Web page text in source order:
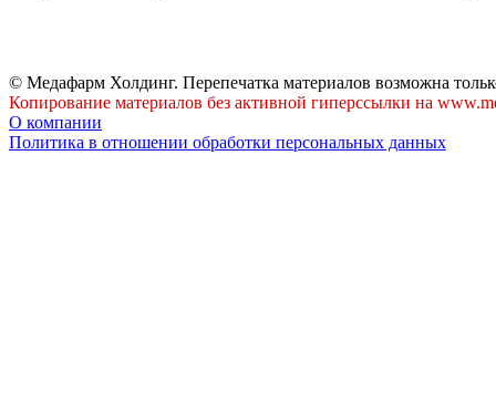
© Медафарм Холдинг. Перепечатка материалов возможна
Копирование материалов без активной гиперссылки на
О компании
Политика в отношении обработки персональных данных